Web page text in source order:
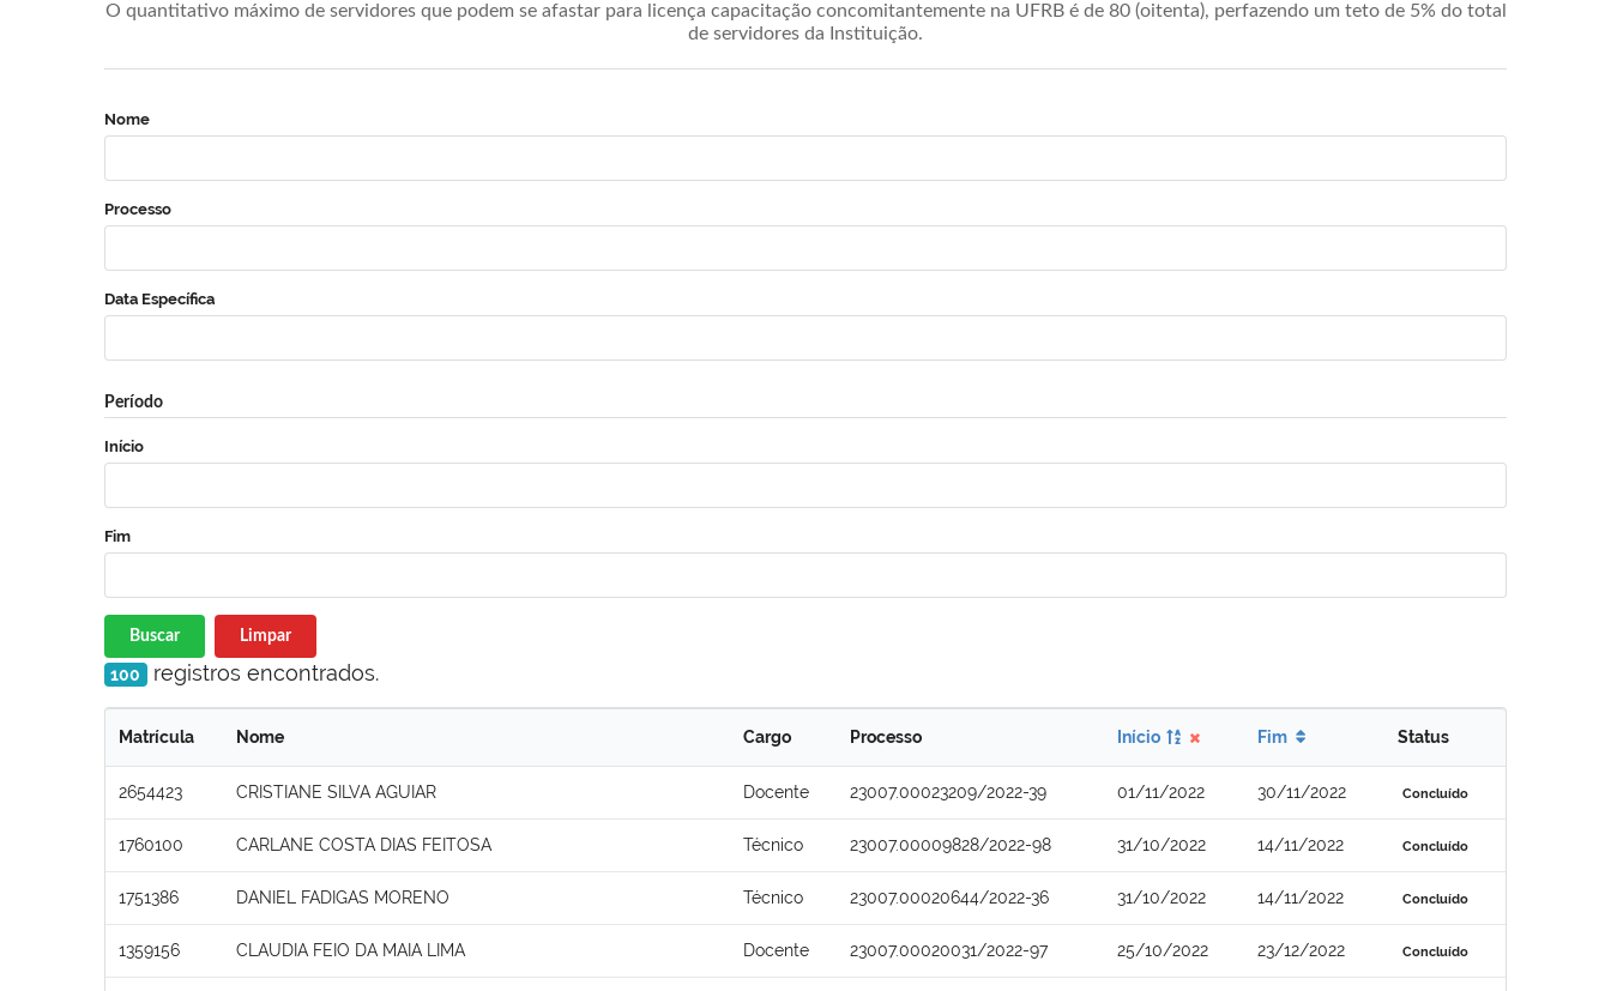
O quantitativo máximo de servidores que podem se afastar para licença capacitação concomitantemente na UFRB é de 80 (oitenta), perfazendo um teto de 5% do total
de servidores da Instituição.
Nome
Processo
Data Específica
Período
Início
Fim
Buscar Limpar
100 registros encontrados.
Matrícula Nome Cargo Processo Início Fim Status
2654423 CRISTIANE SILVA AGUIAR Docente 23007.00023209/2022-39 01/11/2022 30/11/2022 Concluído
1760100 CARLANE COSTA DIAS FEITOSA Técnico 23007.00009828/2022-98 31/10/2022 14/11/2022 Concluído
1751386 DANIEL FADIGAS MORENO Técnico 23007.00020644/2022-36 31/10/2022 14/11/2022 Concluído
1359156 CLAUDIA FEIO DA MAIA LIMA Docente 23007.00020031/2022-97 25/10/2022 23/12/2022 Concluído